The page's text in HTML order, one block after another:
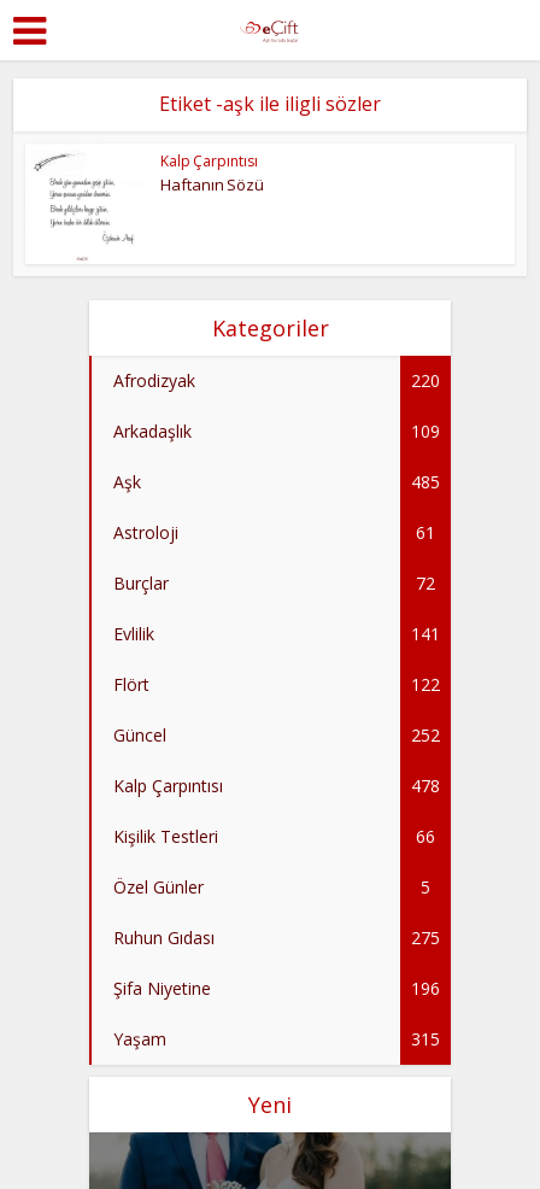
Etiket -aşk ile iligli sözler
Kalp Çarpıntısı
Haftanın Sözü
Kategoriler
Afrodizyak 220
Arkadaşlık 109
Aşk 485
Astroloji 61
Burçlar 72
Evlilik 141
Flört 122
Güncel 252
Kalp Çarpıntısı 478
Kişilik Testleri 66
Özel Günler 5
Ruhun Gıdası 275
Şifa Niyetine 196
Yaşam 315
Yeni